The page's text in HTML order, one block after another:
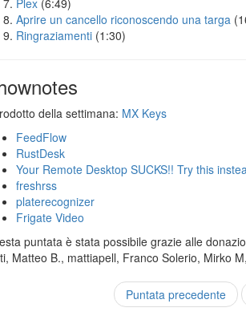
Aprire un cancello riconoscendo una targa
Ringraziamenti (1:30)
della settimana: MX Keys
FeedFlow
RustDesk
Your Remote Desktop SUCKS!! Try this
freshrss
platerecognizer
Frigate Video
puntata è stata possibile grazie alle
Matteo B., mattiapell, Franco Solerio, Mirko
Puntata precedente